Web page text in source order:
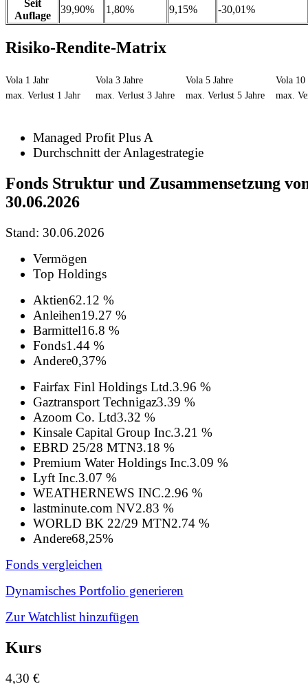
Seit
Auflage
39,90% 1,80% 9,15% -30,01%
Risiko-Rendite-Matrix
Vola 1 Jahr Vola 3 Jahre Vola 5 Jahre
Vola 10
max. Verlust 1 Jahr
max. Verlust 3 Jahre max. Verlust 5 Jahre max.
Managed Profit Plus A
Durchschnitt der Anlagestrategie
Fonds Struktur und Zusammensetzung
30.06.2026
Stand: 30.06.2026
Vermögen
Top Holdings
Aktien62.12 %
Anleihen19.27 %
Barmittel16.8 %
Fonds1.44 %
Andere0,37%
Fairfax Finl Holdings Ltd.3.96 %
Gaztransport Technigaz3.39 %
Azoom Co. Ltd3.32 %
Kinsale Capital Group Inc.3.21 %
EBRD 25/28 MTN3.18 %
Premium Water Holdings Inc.3.09 %
Lyft Inc.3.07 %
WEATHERNEWS INC.2.96 %
lastminute.com NV2.83 %
WORLD BK 22/29 MTN2.74 %
Andere68,25%
Fonds vergleichen
Dynamisches Portfolio generieren
Zur Watchlist hinzufügen
Kurs
4,30 €